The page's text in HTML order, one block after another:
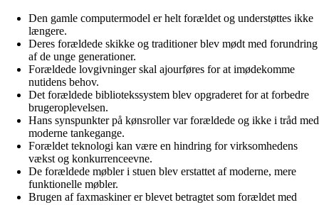
Den gamle computermodel er helt forældet og understøttes ikke
længere.
Deres forældede skikke og traditioner blev mødt med forundring
af de unge generationer.
Forældede lovgivninger skal ajourføres for at imødekomme
nutidens behov.
Det forældede bibliotekssystem blev opgraderet for at forbedre
brugeroplevelsen.
Hans synspunkter på kønsroller var forældede og ikke i tråd med
moderne tankegange.
Forældet teknologi kan være en hindring for virksomhedens
vækst og konkurrenceevne.
De forældede møbler i stuen blev erstattet af moderne, mere
funktionelle møbler.
Brugen af faxmaskiner er blevet betragtet som forældet med